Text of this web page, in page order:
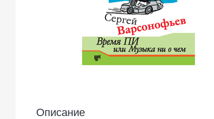
Описание